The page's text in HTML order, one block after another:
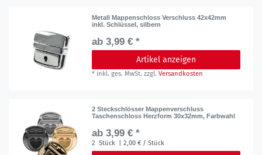
Metall Mappenschloss Verschluss 42x42mm
inkl. Schlüssel, silbern
ab 3,99 € *
Artikel anzeigen
* inkl. ges. MwSt. zzgl.Versandkosten
2 Steckschlösser Mappenverschluss
Taschenschloss Herzform 30x32mm, Farbwahl
ab 3,99 € *
2 Stück | 2,00 € / Stück